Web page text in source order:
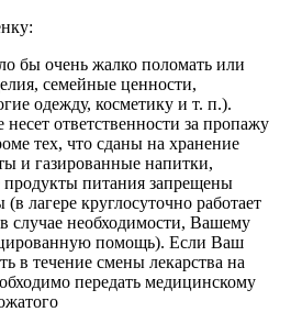
бы очень жалко поломать или
семейные ценности,
одежду, косметику и т. п.).
ответственности за пропажу
тех, что сданы на хранение
и газированные напитки,
питания запрещены
лагере круглосуточно работает
случае необходимости, Вашему
помощь). Если Ваш
в течение смены лекарства на
передать медицинскому